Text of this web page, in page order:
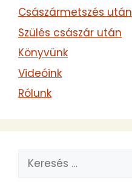
Császármetszés után
Szülés császár után
Könyvünk
Videóink
Rólunk
Keresés: